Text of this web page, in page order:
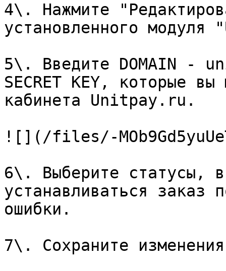
4\. Нажмите
установленного
5\. Введите DOMAIN -
SECRET KEY, которые
кабинета Unitpay.ru.
![](/files/-
6\. Выберите статусы, в
устанавливаться заказ
ошибки.
7\. Сохраните